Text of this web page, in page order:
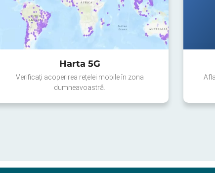
Harta 5G
Verificați acoperirea rețelei mobile în zona
dumneavoastră.